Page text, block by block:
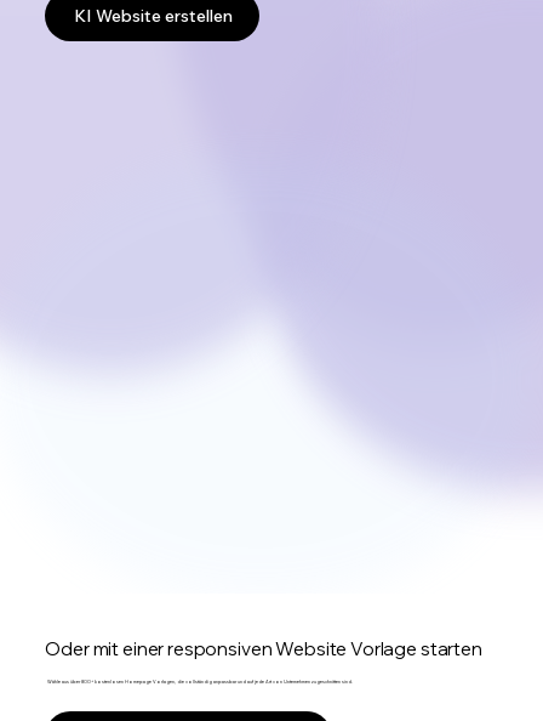
KI Website erstellen
Oder mit einer responsiven Website Vorlage starten
Wähle aus über 800+ kostenlosen Homepage Vorlagen, die vollständig anpassbar und auf jede Art von Unternehmen zugeschnitten sind.